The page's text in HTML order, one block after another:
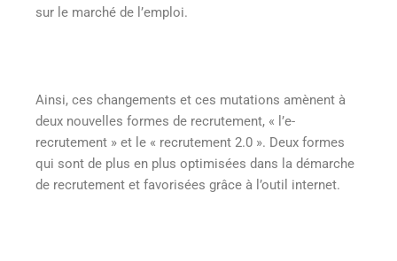
sur le marché de l’emploi.
Ainsi, ces changements et ces mutations amènent à
deux nouvelles formes de recrutement, « l’e-
recrutement » et le « recrutement 2.0 ». Deux formes
qui sont de plus en plus optimisées dans la démarche
de recrutement et favorisées grâce à l’outil internet.